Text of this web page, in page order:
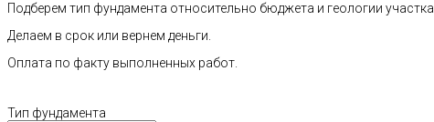
Подберем тип фундамента относительно бюджета и геологии участка.
Делаем в срок или вернем деньги.
Оплата по факту выполненных работ.
Тип фундамента